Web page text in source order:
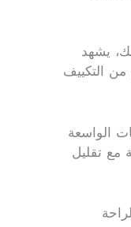
يشهد
من التكييف
الواسعة
مع تقليل